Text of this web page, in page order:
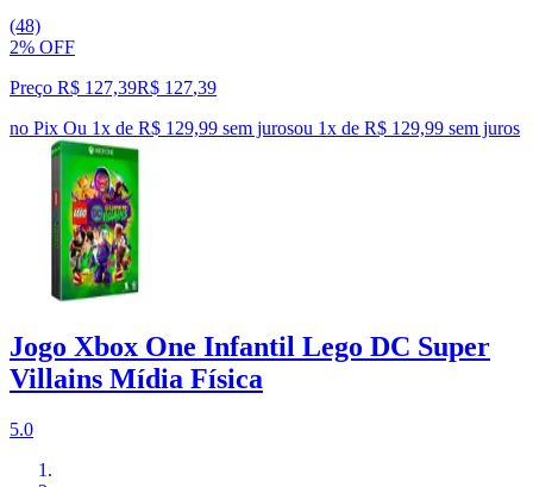
(48)
2% OFF
Preço R$ 127,39R$ 127,39
no Pix Ou 1x de R$ 129,99 sem jurosou 1x de R$ 129,99 sem juros
Jogo Xbox One Infantil Lego DC Super
Villains Mídia Física
5.0